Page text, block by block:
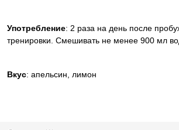
Употребление: 2 раза на день после
тренировки. Смешивать не менее 900 мл
Вкус: апельсин, лимон